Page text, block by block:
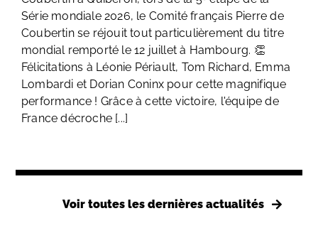
Série mondiale 2026, le Comité français Pierre de
Coubertin se réjouit tout particulièrement du titre
mondial remporté le 12 juillet à Hambourg. 👏
Félicitations à Léonie Périault, Tom Richard, Emma
Lombardi et Dorian Coninx pour cette magnifique
performance ! Grâce à cette victoire, l'équipe de
France décroche [...]
Voir toutes les dernières actualités